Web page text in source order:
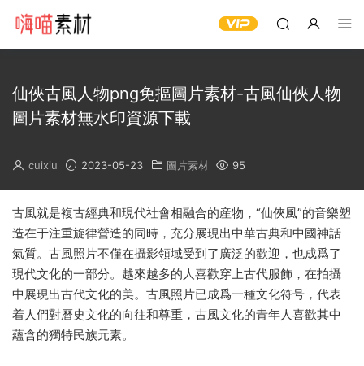
仙俠古風人物png免摳圖片素材-古風仙俠人物
圖片素材無水印資源下載
cuixiu 2023-05-23 圖片素材 95
古風就是複古經典和現代社會相融合的産物，“仙俠風”的音樂塑
造在于注重旋律營造的同時，充分展現出中華古典和中國神話
氣質。古風照片不僅在攝影領域受到了廣泛的歡迎，也成爲了
現代文化的一部分。越來越多的人喜歡穿上古代服飾，在拍攝
中展現出古代文化的美。古風照片已成爲一種文化符号，代表
着人們對曆史文化的向往和尊重，古風文化的青年人喜歡其中
蘊含的獨特民族元素。